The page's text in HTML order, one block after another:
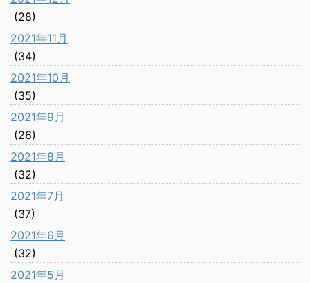
(28)
2021年11月
(34)
2021年10月
(35)
2021年9月
(26)
2021年8月
(32)
2021年7月
(37)
2021年6月
(32)
2021年5月